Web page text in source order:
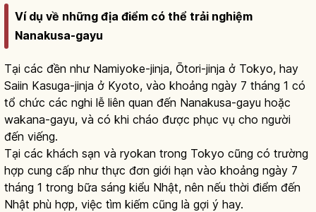
Ví dụ về những địa điểm có thể trải nghiệm
Nanakusa-gayu
Tại các đền như Namiyoke-jinja, Ōtori-jinja ở Tokyo, hay
Saiin Kasuga-jinja ở Kyoto, vào khoảng ngày 7 tháng 1 có
tổ chức các nghi lễ liên quan đến Nanakusa-gayu hoặc
wakana-gayu, và có khi cháo được phục vụ cho người
đến viếng.
Tại các khách sạn và ryokan trong Tokyo cũng có trường
hợp cung cấp như thực đơn giới hạn vào khoảng ngày 7
tháng 1 trong bữa sáng kiểu Nhật, nên nếu thời điểm đến
Nhật phù hợp, việc tìm kiếm cũng là gợi ý hay.